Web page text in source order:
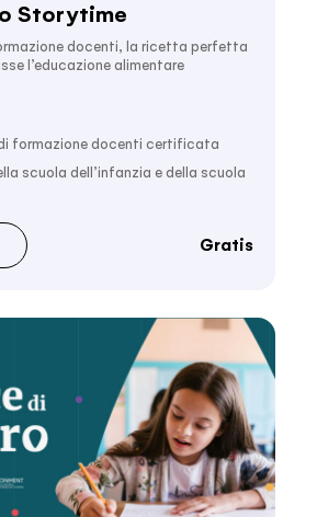
Storytime
docenti, la ricetta perfetta
l’educazione alimentare
di formazione docenti certificata
scuola dell’infanzia e della scuola
Gratis